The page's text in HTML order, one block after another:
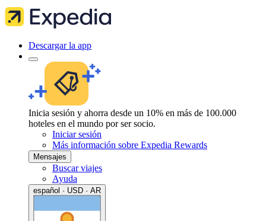
Descargar la app
Inicia sesión y ahorra desde un 10% en más de 100.000
hoteles en el mundo por ser socio.
Iniciar sesión
Más información sobre Expedia Rewards
Mensajes
Buscar viajes
Ayuda
español · USD · AR